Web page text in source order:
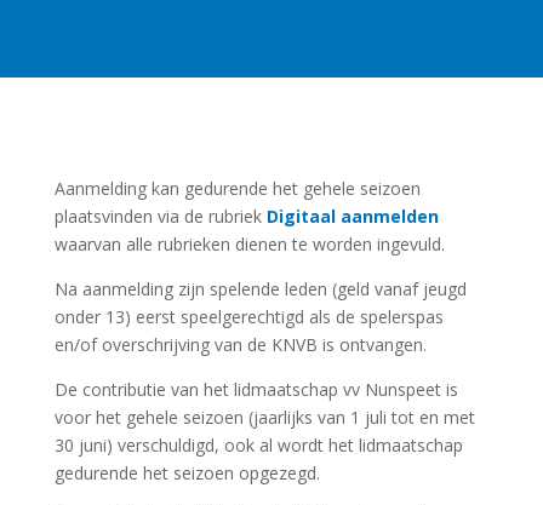
Aanmelding kan gedurende het gehele seizoen
plaatsvinden via de rubriek Digitaal aanmelden
waarvan alle rubrieken dienen te worden ingevuld.
Na aanmelding zijn spelende leden (geld vanaf jeugd
onder 13) eerst speelgerechtigd als de spelerspas
en/of overschrijving van de KNVB is ontvangen.
De contributie van het lidmaatschap vv Nunspeet is
voor het gehele seizoen (jaarlijks van 1 juli tot en met
30 juni) verschuldigd, ook al wordt het lidmaatschap
gedurende het seizoen opgezegd.